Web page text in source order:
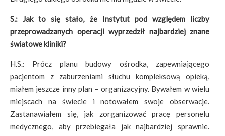
S.: Jak to się stało, że Instytut pod względem liczby
przeprowadzanych operacji wyprzedził najbardziej znane
światowe kliniki?
H.S.: Prócz planu budowy ośrodka, zapewniającego
pacjentom z zaburzeniami słuchu kompleksową opieką,
miałem jeszcze inny plan – organizacyjny. Bywałem w wielu
miejscach na świecie i notowałem swoje obserwacje.
Zastanawiałem się, jak zorganizować pracę personelu
medycznego, aby przebiegała jak najbardziej sprawnie.